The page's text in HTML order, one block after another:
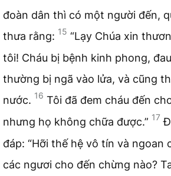
đoàn dân thì có một người đến,
thưa rằng: 15 “Lạy Chúa xin
tôi! Cháu bị bệnh kinh phong,
thường bị ngã vào lửa, và cũng
nước. 16 Tôi đã đem cháu đến
nhưng họ không chữa được.” 17
đáp: “Hỡi thế hệ vô tín và ngoan
các ngươi cho đến chừng nào?